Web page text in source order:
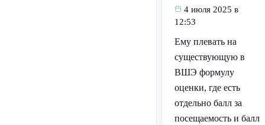
4 июля 2025 в
12:53
Ему плевать на
существующую в
ВШЭ формулу
оценки, где есть
отдельно балл за
посещаемость и балл